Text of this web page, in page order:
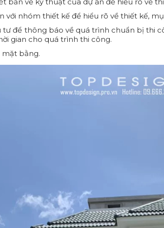
với nhóm thiết kế để hiểu rõ về thiết kế,
tư để thông báo về quá trình chuẩn bị thi
gian cho quá trình thi công.
mặt bằng.